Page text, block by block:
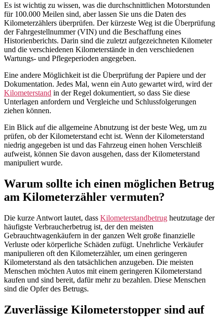
Es ist wichtig zu wissen, was die durchschnittlichen Motorstunden
für 100.000 Meilen sind, aber lassen Sie uns die Daten des
Kilometerzählers überprüfen. Der kürzeste Weg ist die Überprüfung
der Fahrgestellnummer (VIN) und die Beschaffung eines
Historienberichts. Darin sind die zuletzt aufgezeichneten Kilometer
und die verschiedenen Kilometerstände in den verschiedenen
Wartungs- und Pflegeperioden angegeben.
Eine andere Möglichkeit ist die Überprüfung der Papiere und der
Dokumentation. Jedes Mal, wenn ein Auto gewartet wird, wird der
Kilometerstand in der Regel dokumentiert, so dass Sie diese
Unterlagen anfordern und Vergleiche und Schlussfolgerungen
ziehen können.
Ein Blick auf die allgemeine Abnutzung ist der beste Weg, um zu
prüfen, ob der Kilometerstand echt ist. Wenn der Kilometerstand
niedrig angegeben ist und das Fahrzeug einen hohen Verschleiß
aufweist, können Sie davon ausgehen, dass der Kilometerstand
manipuliert wurde.
Warum sollte ich einen möglichen Betrug
am Kilometerzähler vermuten?
Die kurze Antwort lautet, dass Kilometerstandbetrug heutzutage der
häufigste Verbraucherbetrug ist, der den meisten
Gebrauchtwagenkäufern in der ganzen Welt große finanzielle
Verluste oder körperliche Schäden zufügt. Unehrliche Verkäufer
manipulieren oft den Kilometerzähler, um einen geringeren
Kilometerstand als den tatsächlichen anzugeben. Die meisten
Menschen möchten Autos mit einem geringeren Kilometerstand
kaufen und sind bereit, dafür mehr zu bezahlen. Diese Menschen
sind die Opfer des Betrugs.
Zuverlässige Kilometerstopper sind auf